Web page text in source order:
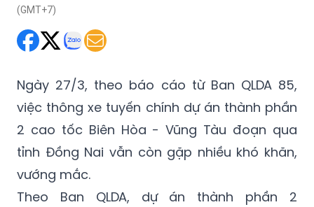
(GMT+7)
Ngày 27/3, theo báo cáo từ Ban QLDA 85,
việc thông xe tuyến chính dự án thành phần
2 cao tốc Biên Hòa - Vũng Tàu đoạn qua
tỉnh Đồng Nai vẫn còn gặp nhiều khó khăn,
vướng mắc.
Theo Ban QLDA, dự án thành phần 2